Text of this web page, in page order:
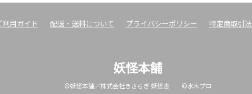
利用ガイド 配送・送料について プライバシーポリシー 特定商取引
妖怪本舗
©妖怪本舗／株式会社きさらぎ 妖怪舎 ©水木プロ